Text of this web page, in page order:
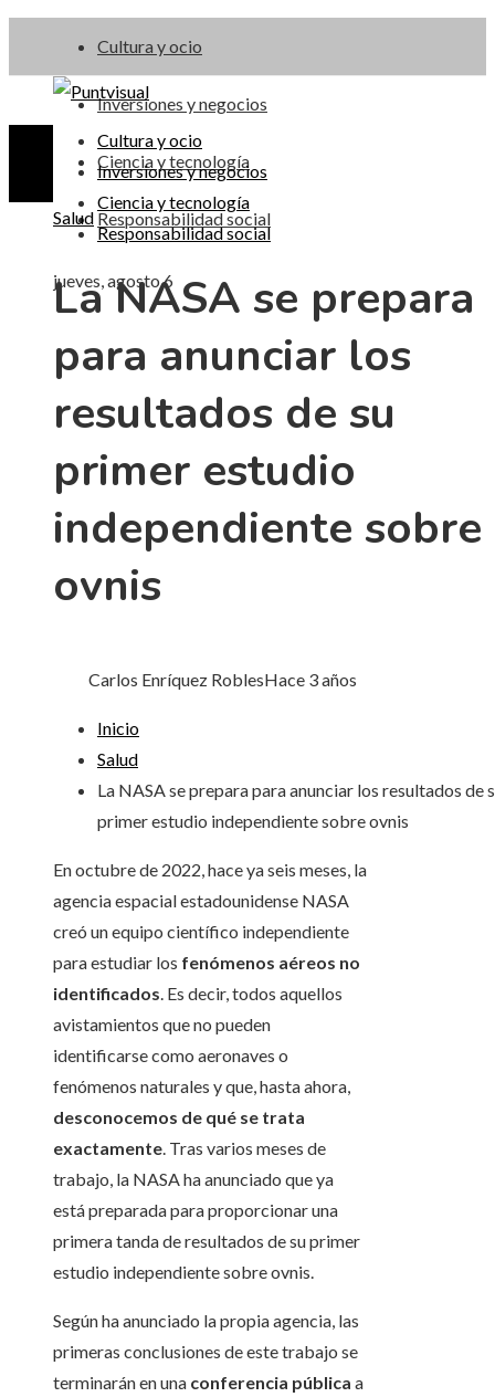
Cultura y ocio
Inversiones y negocios
Ciencia y tecnología
Responsabilidad social
jueves, agosto 6
Cultura y ocio
Inversiones y negocios
Ciencia y tecnología
Responsabilidad social
Salud
La NASA se prepara
para anunciar los
resultados de su
primer estudio
independiente sobre
ovnis
Carlos Enríquez RoblesHace 3 años
Inicio
Salud
La NASA se prepara para anunciar los resultados de
primer estudio independiente sobre ovnis
En octubre de 2022, hace ya seis meses, la
agencia espacial estadounidense NASA
creó un equipo científico independiente
para estudiar los fenómenos aéreos no
identificados. Es decir, todos aquellos
avistamientos que no pueden
identificarse como aeronaves o
fenómenos naturales y que, hasta ahora,
desconocemos de qué se trata
exactamente. Tras varios meses de
trabajo, la NASA ha anunciado que ya
está preparada para proporcionar una
primera tanda de resultados de su primer
estudio independiente sobre ovnis.
Según ha anunciado la propia agencia, las
primeras conclusiones de este trabajo se
terminarán en una conferencia pública a